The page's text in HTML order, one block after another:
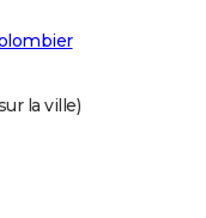
la ville)